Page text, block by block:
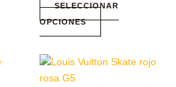
SELECCIONAR
OPCIONES
producto
Este